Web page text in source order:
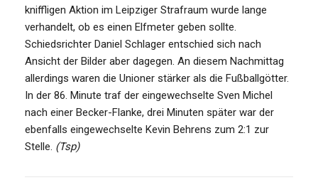
kniffligen Aktion im Leipziger Strafraum wurde lange
verhandelt, ob es einen Elfmeter geben sollte.
Schiedsrichter Daniel Schlager entschied sich nach
Ansicht der Bilder aber dagegen. An diesem Nachmittag
allerdings waren die Unioner stärker als die Fußballgötter.
In der 86. Minute traf der eingewechselte Sven Michel
nach einer Becker-Flanke, drei Minuten später war der
ebenfalls eingewechselte Kevin Behrens zum 2:1 zur
Stelle. (Tsp)